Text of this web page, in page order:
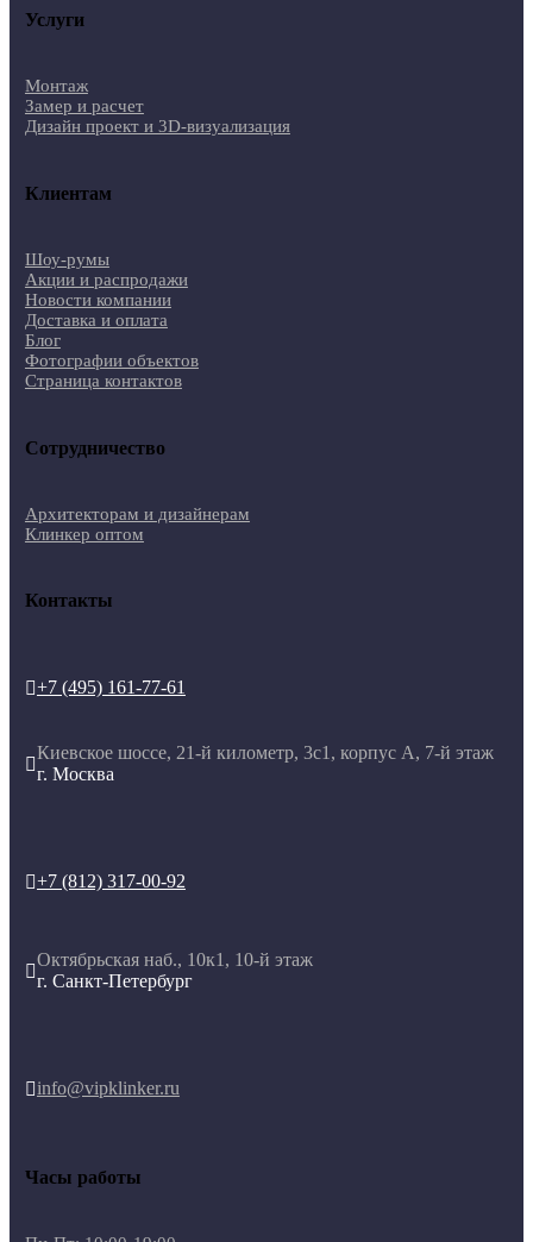
Услуги
Монтаж
Замер и расчет
Дизайн проект и 3D-визуализация
Клиентам
Шоу-румы
Акции и распродажи
Новости компании
Доставка и оплата
Блог
Фотографии объектов
Страница контактов
Сотрудничество
Архитекторам и дизайнерам
Клинкер оптом
Контакты
+7 (495) 161-77-61

Киевское шоссе, 21-й километр, 3с1, корпус А, 7-й этаж
г. Москва
+7 (812) 317-00-92

Октябрьская наб., 10к1, 10-й этаж
г. Санкт-Петербург
info@vipklinker.ru
Часы работы